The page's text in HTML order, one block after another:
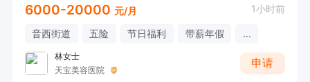
6000-20000 元/月 1小时前
音西街道 五险 节日福利 带薪年假 ...
林女士
天宝美容医院
申请